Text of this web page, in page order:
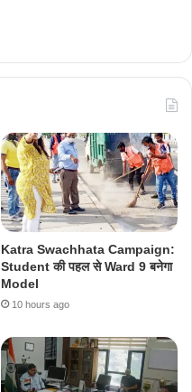
Katra Swachhata Campaign:
Student की पहल से Ward 9 बनेगा
Model
10 hours ago